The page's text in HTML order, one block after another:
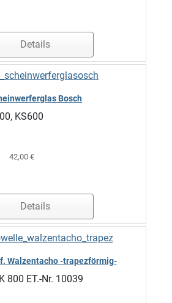
Details
Bosch
KS600
42,00 €
Details
Walzentacho -trapezförmig-
800 ET.-Nr. 10039